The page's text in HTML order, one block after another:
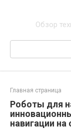
Обзор
Поиск:
Главная страница
Роботы для
навигации